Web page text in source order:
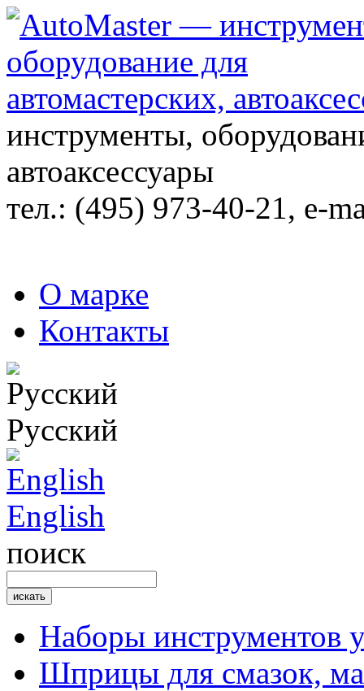
инструменты,
автоаксессуары
тел.: (495) 973-40-21, e-
О марке
Контакты
Русский
English
поиск
Наборы инструментов
Шприцы для смазок,